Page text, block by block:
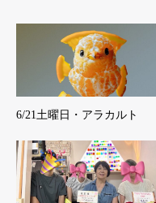
6/21土曜日・アラカルト